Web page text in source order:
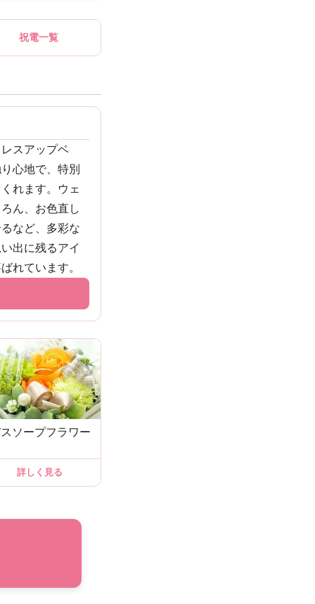
祝電一覧
スアップベ
心地で、特別
れます。ウェ
ん、お色直し
など、多彩な
出に残るアイ
れています。
ソープフラワー
詳しく見る